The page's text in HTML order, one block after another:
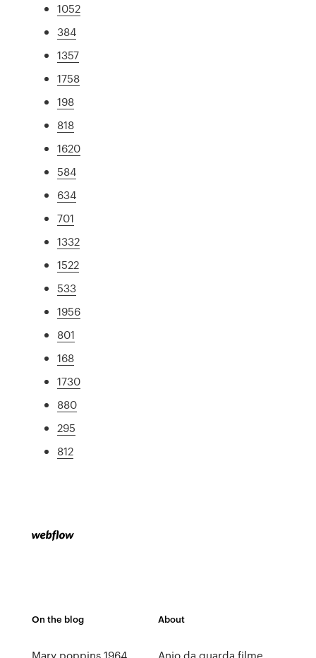
1052
384
1357
1758
198
818
1620
584
634
701
1332
1522
533
1956
801
168
1730
880
295
812
On the blog
Mary poppins 1964
About
Anjo da guarda filme